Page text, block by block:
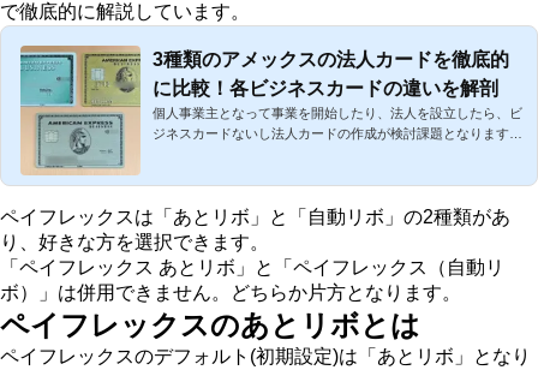
で徹底的に解説しています。
3種類のアメックスの法人カードを徹底的
に比較！各ビジネスカードの違いを解剖
個人事業主となって事業を開始したり、法人を設立したら、ビ
ジネスカードないし法人カードの作成が検討課題となります
ペイフレックスは「あとリボ」と「自動リボ」の2種類があ
り、好きな方を選択できます。
「ペイフレックス あとリボ」と「ペイフレックス（自動リ
ボ）」は併用できません。どちらか片方となります。
ペイフレックスのあとリボとは
ペイフレックスのデフォルト(初期設定)は「あとリボ」となり